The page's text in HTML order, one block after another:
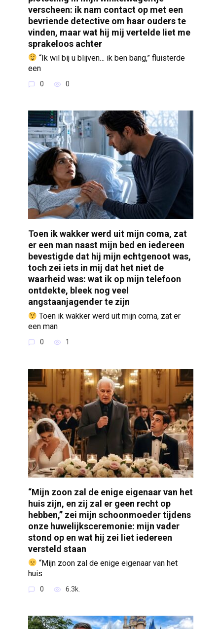
verscheen: ik nam contact op met een
bevriende detective om haar ouders te
vinden, maar wat hij mij vertelde liet me
sprakeloos achter
“Ik wil bij u blijven… ik ben bang,” fluisterde
een
0 0
Toen ik wakker werd uit mijn coma, zat
er een man naast mijn bed en iedereen
bevestigde dat hij mijn echtgenoot was,
toch zei iets in mij dat het niet de
waarheid was: wat ik op mijn telefoon
ontdekte, bleek nog veel
angstaanjagender te zijn
Toen ik wakker werd uit mijn coma, zat er
een man
0 1
“Mijn zoon zal de enige eigenaar van het
huis zijn, en zij zal er geen recht op
hebben,” zei mijn schoonmoeder tijdens
onze huwelijksceremonie: mijn vader
stond op en wat hij zei liet iedereen
versteld staan
“Mijn zoon zal de enige eigenaar van het
huis
0 6.3k.